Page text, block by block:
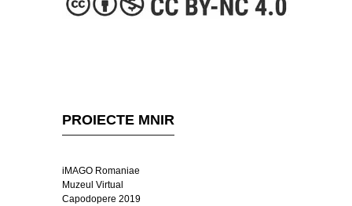
PROIECTE MNIR
iMAGO Romaniae
Muzeul Virtual
Capodopere 2019